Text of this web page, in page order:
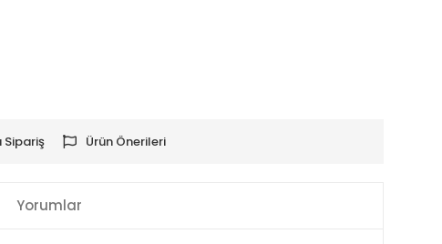
Ürün Önerileri
Yorumlar